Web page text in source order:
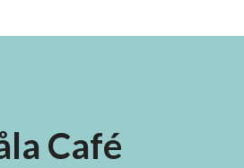
Café